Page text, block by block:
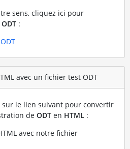
sens, cliquez ici pour
:
avec un fichier test ODT
sur le lien suivant pour convertir
de ODTen HTML :
avec notre fichier